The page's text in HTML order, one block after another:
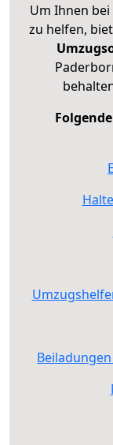
Um Ihnen
zu helfen,